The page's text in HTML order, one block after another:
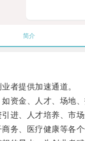
简介
者提供加速通道。
金、人才、场地、
、人才培养、市场
、医疗健康等各个